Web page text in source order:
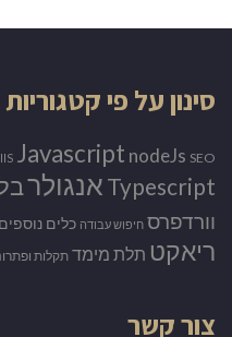
סינון על פי קטגוריות
IIS Javascript nodeJs SEO
Typescript אנגולר
וורדפרס חיפוש עבודה כלים נוספים
ריאקט תלת מימד תקלות
צור קשר